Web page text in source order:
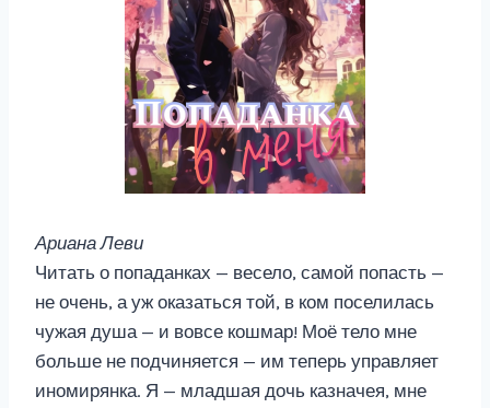
Ариана Леви
Читать о попаданках — весело, самой попасть —
не очень, а уж оказаться той, в ком поселилась
чужая душа — и вовсе кошмар! Моё тело мне
больше не подчиняется — им теперь управляет
иномирянка. Я — младшая дочь казначея, мне